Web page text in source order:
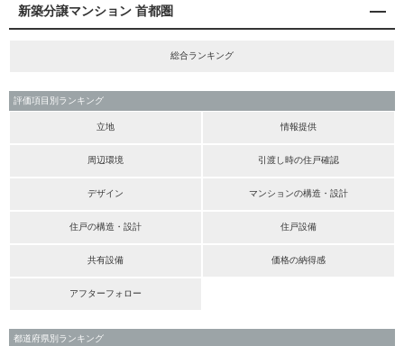
新築分譲マンション 首都圏
総合ランキング
評価項目別ランキング
立地 情報提供
周辺環境 引渡し時の住戸確認
デザイン マンションの構造・設計
住戸の構造・設計 住戸設備
共有設備 価格の納得感
アフターフォロー
都道府県別ランキング